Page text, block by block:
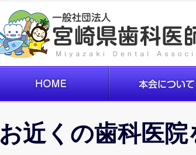
お近くの歯科医院